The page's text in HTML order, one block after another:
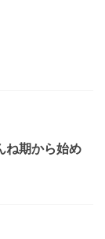
ね期から始め